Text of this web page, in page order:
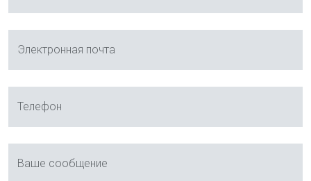
Электронная почта
Телефон
Ваше сообщение